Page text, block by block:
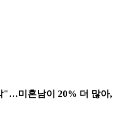
"…미혼남이 20% 더 많아,